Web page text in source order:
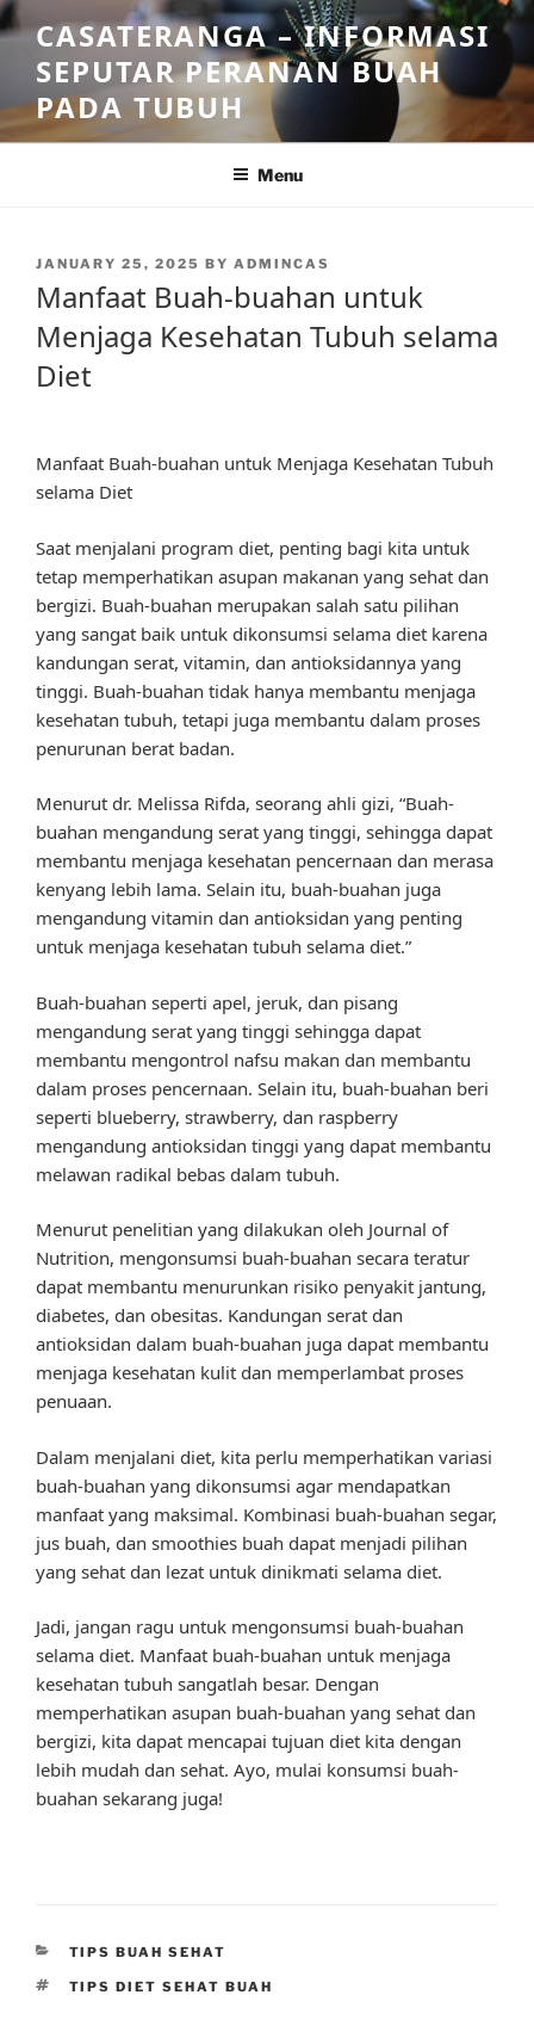
Skip
to
content
CASATERANGA – INFORMASI
SEPUTAR PERANAN BUAH
PADA TUBUH
Menu
POSTED
JANUARY 25, 2025 BY ADMINCAS
Manfaat Buah-buahan untuk
Menjaga Kesehatan Tubuh selama
Diet
Manfaat Buah-buahan untuk Menjaga Kesehatan Tubuh
selama Diet
Saat menjalani program diet, penting bagi kita untuk
tetap memperhatikan asupan makanan yang sehat dan
bergizi. Buah-buahan merupakan salah satu pilihan
yang sangat baik untuk dikonsumsi selama diet karena
kandungan serat, vitamin, dan antioksidannya yang
tinggi. Buah-buahan tidak hanya membantu menjaga
kesehatan tubuh, tetapi juga membantu dalam proses
penurunan berat badan.
Menurut dr. Melissa Rifda, seorang ahli gizi, “Buah-
buahan mengandung serat yang tinggi, sehingga dapat
membantu menjaga kesehatan pencernaan dan merasa
kenyang lebih lama. Selain itu, buah-buahan juga
mengandung vitamin dan antioksidan yang penting
untuk menjaga kesehatan tubuh selama diet.”
Buah-buahan seperti apel, jeruk, dan pisang
mengandung serat yang tinggi sehingga dapat
membantu mengontrol nafsu makan dan membantu
dalam proses pencernaan. Selain itu, buah-buahan beri
seperti blueberry, strawberry, dan raspberry
mengandung antioksidan tinggi yang dapat membantu
melawan radikal bebas dalam tubuh.
Menurut penelitian yang dilakukan oleh Journal of
Nutrition, mengonsumsi buah-buahan secara teratur
dapat membantu menurunkan risiko penyakit jantung,
diabetes, dan obesitas. Kandungan serat dan
antioksidan dalam buah-buahan juga dapat membantu
menjaga kesehatan kulit dan memperlambat proses
penuaan.
Dalam menjalani diet, kita perlu memperhatikan variasi
buah-buahan yang dikonsumsi agar mendapatkan
manfaat yang maksimal. Kombinasi buah-buahan segar,
jus buah, dan smoothies buah dapat menjadi pilihan
yang sehat dan lezat untuk dinikmati selama diet.
Jadi, jangan ragu untuk mengonsumsi buah-buahan
selama diet. Manfaat buah-buahan untuk menjaga
kesehatan tubuh sangatlah besar. Dengan
memperhatikan asupan buah-buahan yang sehat dan
bergizi, kita dapat mencapai tujuan diet kita dengan
lebih mudah dan sehat. Ayo, mulai konsumsi buah-
buahan sekarang juga!
CATEGORIES
TIPS BUAH SEHAT
TAGS
TIPS DIET SEHAT BUAH